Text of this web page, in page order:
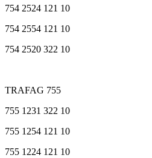
754 2524 121 10
754 2554 121 10
754 2520 322 10
TRAFAG 755
755 1231 322 10
755 1254 121 10
755 1224 121 10